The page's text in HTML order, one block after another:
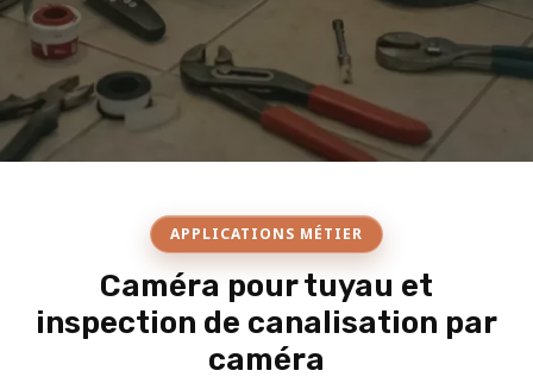
APPLICATIONS MÉTIER
Caméra pour tuyau et
inspection de canalisation par
caméra